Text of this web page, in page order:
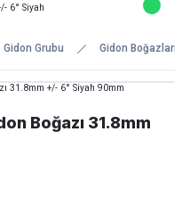
Gidon Grubu Gidon Boğazları
Boğazı 31.8mm